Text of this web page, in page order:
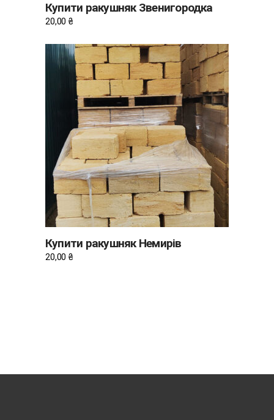
Купити ракушняк Звенигородка
20,00 ₴
ДОДАТИ В КОШИК
Купити ракушняк Немирів
20,00 ₴